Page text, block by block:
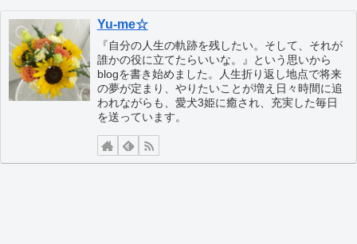
Yu-me☆
『自分の人生の軌跡を残したい。そして、それが
誰かの役に立てたらいいな。』という思いから
blogを書き始めました。人生折り返し地点で将来
の夢が定まり、やりたいことが増え日々時間に追
われながらも、愛犬3姫に癒され、充実した毎日
を送っています。